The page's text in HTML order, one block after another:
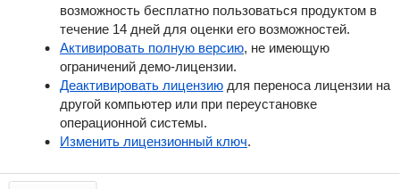
возможность бесплатно пользоваться продуктом в
течение 14 дней для оценки его возможностей.
Активировать полную версию, не имеющую
ограничений демо-лицензии.
Деактивировать лицензиюдля переноса лицензии на
другой компьютер или при переустановке
операционной системы.
Изменить лицензионный ключ.